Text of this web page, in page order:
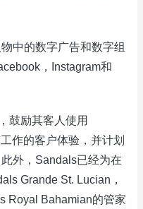
中的数字广告和数字组
，Instagram和
鼓励其客人使用
作的客户体验，并计划
外，Sandals已经为在
Grande St. Lucian，
Royal Bahamian的管家